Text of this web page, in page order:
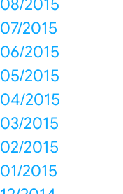
08/2015
07/2015
06/2015
05/2015
04/2015
03/2015
02/2015
01/2015